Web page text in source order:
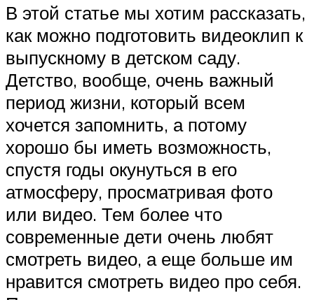
В этой статье мы хотим рассказать,
как можно подготовить видеоклип к
выпускному в детском саду.
Детство, вообще, очень важный
период жизни, который всем
хочется запомнить, а потому
хорошо бы иметь возможность,
спустя годы окунуться в его
атмосферу, просматривая фото
или видео. Тем более что
современные дети очень любят
смотреть видео, а еще больше им
нравится смотреть видео про себя.